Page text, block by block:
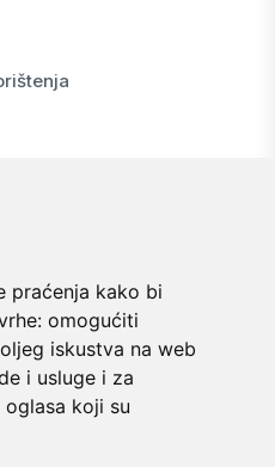
praćenja kako bi
omogućiti
iskustva na web
i usluge i za
koji su